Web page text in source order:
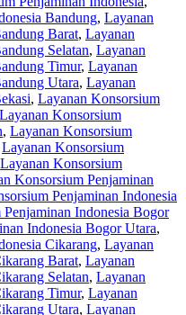
Bandung, Layanan
Barat, Layanan
Selatan, Layanan
Timur, Layanan
Utara, Layanan
, Layanan Konsorsium
Layanan Konsorsium
, Layanan Konsorsium
Layanan Konsorsium
Layanan Konsorsium
Konsorsium Penjaminan
Penjaminan Indonesia
Indonesia Bogor
Indonesia Bogor Utara,
Cikarang, Layanan
Barat, Layanan
Selatan, Layanan
Timur, Layanan
Utara, Layanan